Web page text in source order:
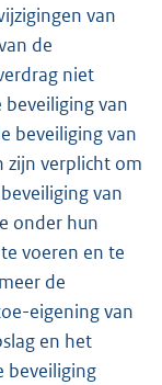
van
de
niet
beveiliging van
beveiliging van
zijn verplicht om
van
onder hun
voeren en te
de
eigening van
en het
beveiliging